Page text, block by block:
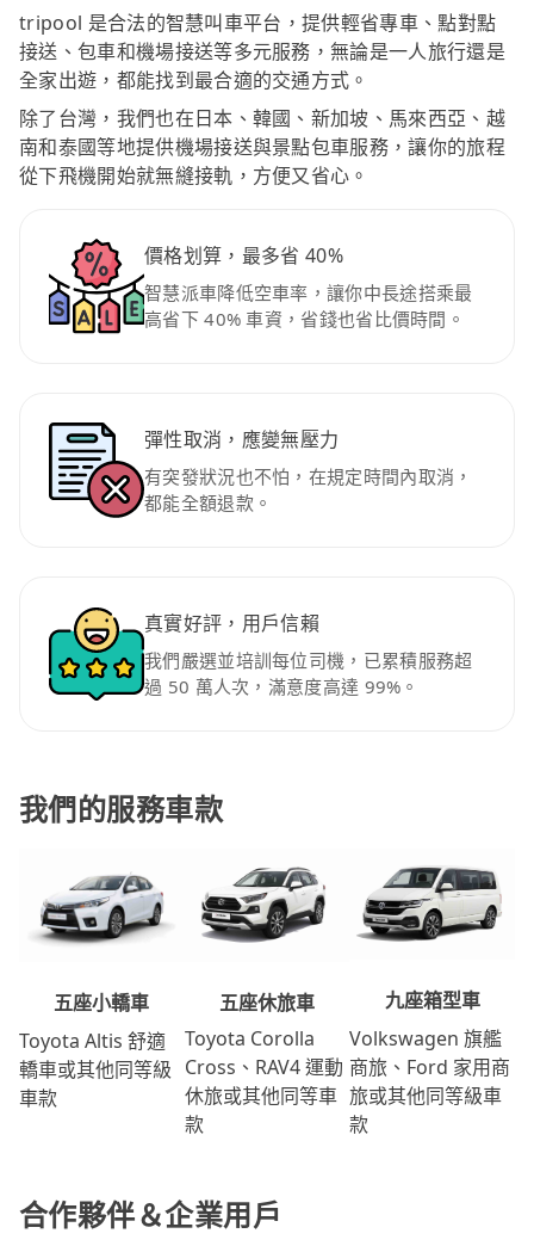
tripool 是合法的智慧叫車平台，提供輕省專車、點對點
接送、包車和機場接送等多元服務，無論是一人旅行還是
全家出遊，都能找到最合適的交通方式。
除了台灣，我們也在日本、韓國、新加坡、馬來西亞、越
南和泰國等地提供機場接送與景點包車服務，讓你的旅程
從下飛機開始就無縫接軌，方便又省心。
價格划算，最多省 40%
智慧派車降低空車率，讓你中長途搭乘最
高省下 40% 車資，省錢也省比價時間。
彈性取消，應變無壓力
有突發狀況也不怕，在規定時間內取消，
都能全額退款。
真實好評，用戶信賴
我們嚴選並培訓每位司機，已累積服務超
過 50 萬人次，滿意度高達 99%。
我們的服務車款
五座小轎車
Toyota Altis 舒適
轎車或其他同等級
車款
五座休旅車
Toyota Corolla
Cross、RAV4 運動
休旅或其他同等車
款
九座箱型車
Volkswagen 旗艦
商旅、Ford 家用商
旅或其他同等級車
款
合作夥伴＆企業用戶